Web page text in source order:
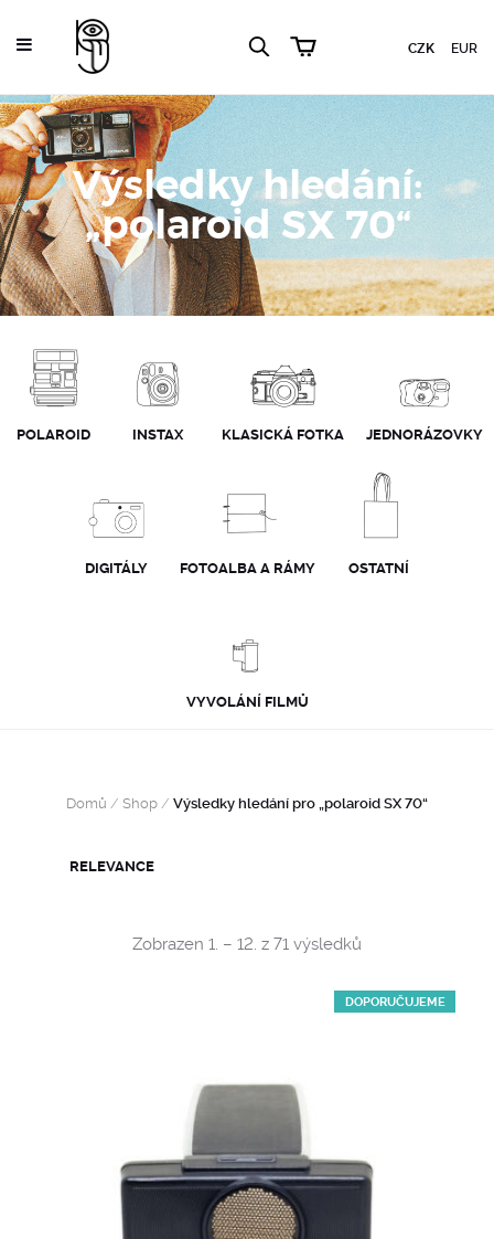
CZK EUR
Výsledky hledání:
„polaroid SX 70“
POLAROID INSTAX KLASICKÁ FOTKA JEDNORÁZOVKY
DIGITÁLY FOTOALBA A RÁMY OSTATNÍ
VYVOLÁNÍ FILMŮ
Domů / Shop / Výsledky hledání pro „polaroid SX 70“
Zobrazen 1. – 12. z 71 výsledků
popularity
DOPORUČUJEME